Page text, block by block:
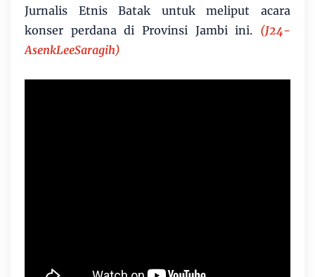
Jurnalis Etnis Batak untuk meliput acara
konser perdana di Provinsi Jambi ini. (J24-
AsenkLeeSaragih)